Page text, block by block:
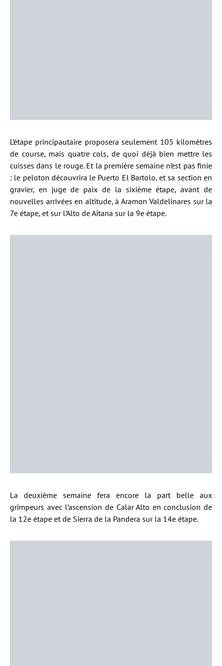
L’étape principautaire proposera seulement 105 kilomètres
de course, mais quatre cols, de quoi déjà bien mettre les
cuisses dans le rouge. Et la première semaine n’est pas finie
: le peloton découvrira le Puerto El Bartolo, et sa section en
gravier, en juge de paix de la sixième étape, avant de
nouvelles arrivées en altitude, à Aramon Valdelinares sur la
7e étape, et sur l’Alto de Aitana sur la 9e étape.
La deuxième semaine fera encore la part belle aux
grimpeurs avec l’ascension de Calar Alto en conclusion de
la 12e étape et de Sierra de la Pandera sur la 14e étape.